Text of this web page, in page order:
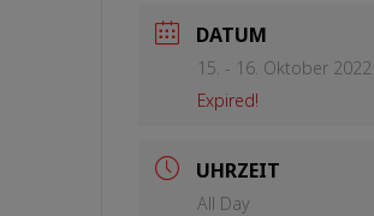
DATUM
15. - 16. Oktober 2022
Expired!
UHRZEIT
All Day